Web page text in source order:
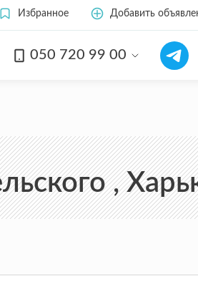
Избранное Добавить
050 720 99 00
,